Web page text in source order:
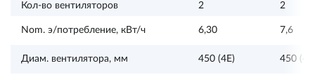
Кол-во вентиляторов 2 2
Nom. э/потребление, кВт/ч 6,30 7,6
Диам. вентилятора, мм 450 (4E) 450